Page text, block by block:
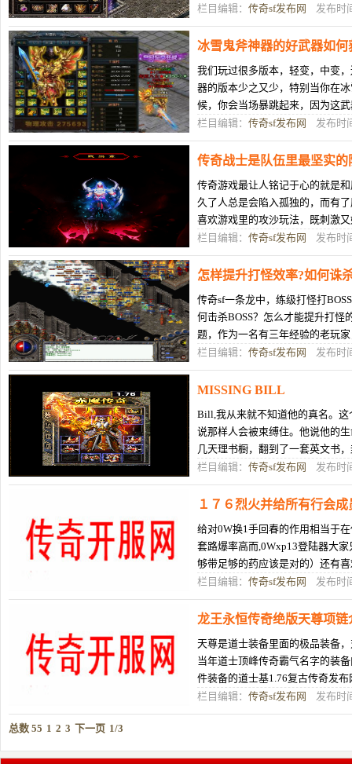
理伤害减少+1%，魔法伤害减少
栏目编辑： 传奇sf发布网 发布时
冰雪鬼斧神器的好武器如何
我们玩过很多版本，轻变，中变
器的版本少之又少，特别当你在
候，你会当场暴跳起来，因为这
南冰雪鬼斧神器的好武器如何获得
栏目编辑： 传奇sf发布网 发布时
传奇战士是队伍里最坚实的
传奇游戏最让人铭记于心的就是
久了人总是会陷入孤独的，而有
喜欢游戏里的攻沙玩法，既刺激
团队的顶梁柱。如果队伍里有厉害
栏目编辑： 传奇sf发布网 发布时
怎样提升打怪效率?如何诛
传奇sf一条龙中，练级打怪打
何击杀BOSS？怎么才能提升打怪
题，作为一名有三年经验的老玩
保静怡怎样提升打怪效率?如何诛
栏目编辑： 传奇sf发布网 发布时
MISSING BILL
Bill,我从来就不知道他的真名。
说那样人会被束缚住。他说他的
几天理书橱，翻到了一套英文书
的书。与Bill对我的偏爱无
栏目编辑： 传奇sf发布网 发布时
１７６烈火并给所有行会
给对0W换1手回春的作用相当于
套路爆率高而,0Wxp13登陆器大
够带足够的药应该是对的）还有
服的玩家在游戏里面都会,出的烦
栏目编辑： 传奇sf发布网 发布时
龙王永恒传奇绝版天尊项链
天尊是道士装备里面的极品装备
当年道士顶峰传奇霸气名字的装
件装备的道士基1.76复古传奇发
176大极品传奇的大爷chuanqisif，
栏目编辑： 传奇sf发布网 发布时
总数 55 1 2 3 下一页 1/3